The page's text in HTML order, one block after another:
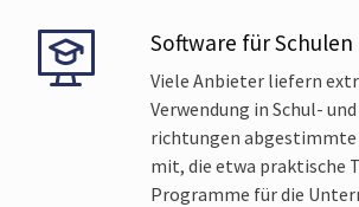
Software für Schulen
Viele Anbieter liefern
Verwendung in Schul-
richtungen abgestimmte
mit, die etwa praktische
Programme für die